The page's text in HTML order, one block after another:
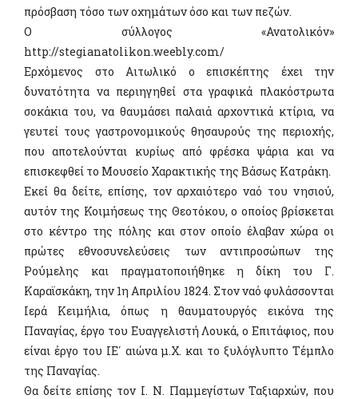
πρόσβαση τόσο των οχημάτων όσο και των πεζών.
Ο σύλλογος «Ανατολικόν»
http://stegianatolikon.weebly.com/
Ερχόμενος στο Αιτωλικό ο επισκέπτης έχει την
δυνατότητα να περιηγηθεί στα γραφικά πλακόστρωτα
σοκάκια του, να θαυμάσει παλαιά αρχοντικά κτίρια, να
γευτεί τους γαστρονομικούς θησαυρούς της περιοχής,
που αποτελούνται κυρίως από φρέσκα ψάρια και να
επισκεφθεί το Μουσείο Χαρακτικής της Βάσως Κατράκη.
Εκεί θα δείτε, επίσης, τον αρχαιότερο ναό του νησιού,
αυτόν της Κοιμήσεως της Θεοτόκου, ο οποίος βρίσκεται
στο κέντρο της πόλης και στον οποίο έλαβαν χώρα οι
πρώτες εθνοσυνελεύσεις των αντιπροσώπων της
Ρούμελης και πραγματοποιήθηκε η δίκη του Γ.
Καραϊσκάκη, την 1η Απριλίου 1824. Στον ναό φυλάσσονται
Ιερά Κειμήλια, όπως η θαυματουργός εικόνα της
Παναγίας, έργο του Ευαγγελιστή Λουκά, ο Επιτάφιος, που
είναι έργο του ΙΕ΄ αιώνα μ.Χ. και το ξυλόγλυπτο Τέμπλο
της Παναγίας.
Θα δείτε επίσης τον Ι. Ν. Παμμεγίστων Ταξιαρχών, που